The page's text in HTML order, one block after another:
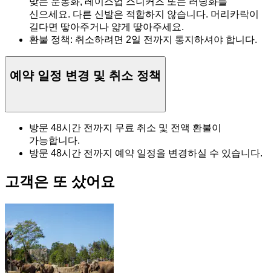
신으세요. 다른 신발은 적합하지 않습니다. 머리카락이
길다면 땋아주거나 얇게 땋아주세요.
환불 정책: 취소하려면 2일 전까지 통지하셔야 합니다.
예약 일정 변경 및 취소 정책
방문 48시간 전까지 무료 취소 및 전액 환불이
가능합니다.
방문 48시간 전까지 예약 일정을 변경하실 수 있습니다.
고객은 또 샀어요